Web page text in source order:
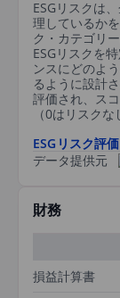
ESGリスクは
理しているか
ク・カテゴリ
ESGリスクを
ンスにどのよ
るように設計
評価され、ス
（0はリスク
ESGリスク評
データ提供元
財務
損益計算書